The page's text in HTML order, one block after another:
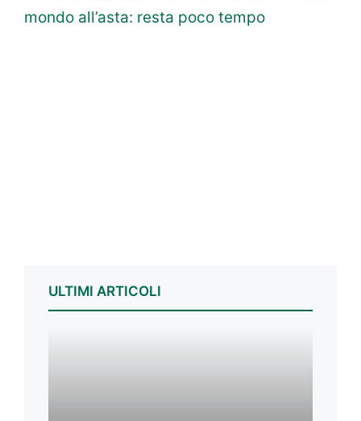
mondo all’asta: resta poco tempo
ULTIMI ARTICOLI